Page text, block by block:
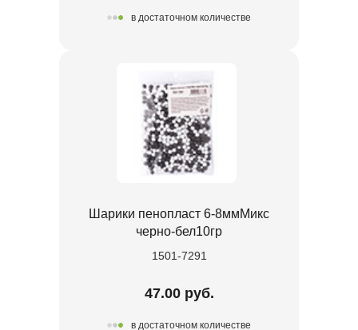
в достаточном количестве
Шарики пенопласт 6-8ммМикс
черно-бел10гр
1501-7291
47.00 руб.
в достаточном количестве